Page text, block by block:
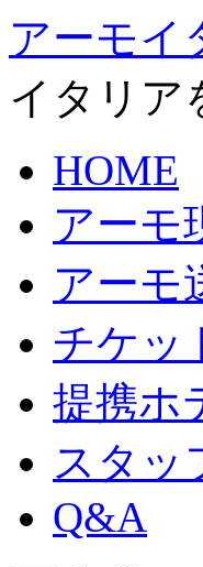
アーモイ
イタリ
HOME
アーモ
アーモ
チケッ
提携ホ
スタッ
Q&A